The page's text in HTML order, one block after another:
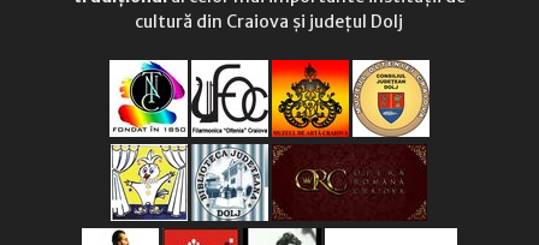
cultură din Craiova și județul Dolj